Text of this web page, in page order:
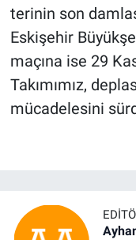
terinin son
Eskişehir
maçına ise 29
Takımımız,
mücadelesini